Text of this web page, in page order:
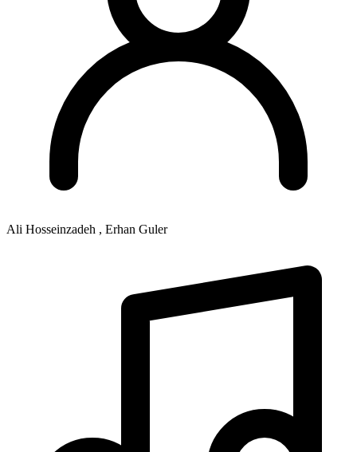
Ali Hosseinzadeh , Erhan Guler